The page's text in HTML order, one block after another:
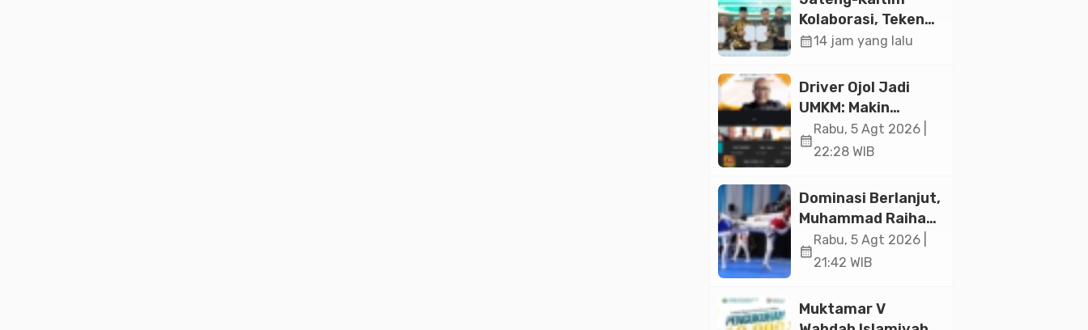
Jakarta
Kolaborasi, Teken
19 Kerja Sama
20,2 Triliun
calendar_month14 jam yang lalu
Driver Ojol Jadi
UMKM: Makin
Sejahtera atau
Merana? Ini
Paramadina
calendar_month
Rabu, 5 Agt 2026 |
22:28 WIB
Dominasi Berlanjut,
Muhammad Raihan
Fadila Sabet Emas
Kyorugi di Asian
Indonesia Open
2026
calendar_month
Rabu, 5 Agt 2026 |
21:42 WIB
Muktamar V